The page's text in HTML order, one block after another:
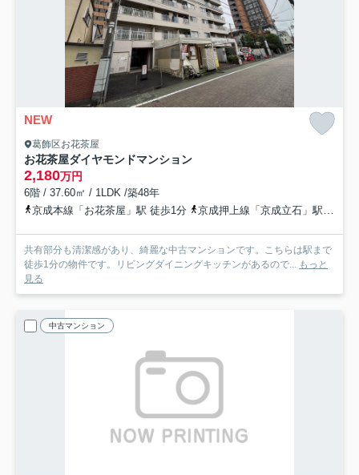
NEW
葛飾区お花茶屋
お花茶屋ダイヤモンドマンション
2,180万円
6階 / 37.60㎡ / 1LDK /築48年
京成本線「お花茶屋」駅 徒歩1分
京成押上線「京成立石」駅 徒歩22分
共有部分も清潔感があり、綺麗な中古マンションです。こちらは駅まで
徒歩1分の物件です。リビングダイニングキッチンがあるので... もっと
見る
中古マンション